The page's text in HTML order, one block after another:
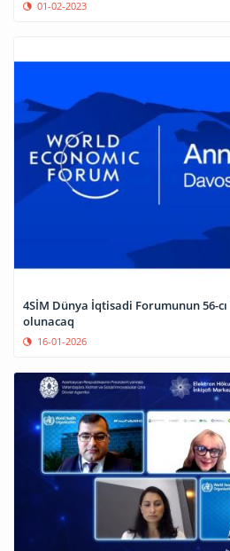
01-02-2023
4SİM Dünya İqtisadi Forumunun 56-
olunacaq
16-01-2026